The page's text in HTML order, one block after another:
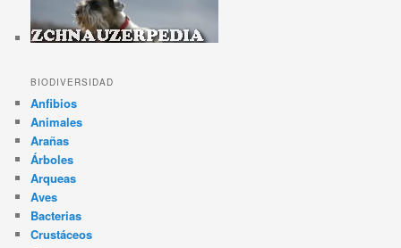
BIODIVERSIDAD
Anfibios
Animales
Arañas
Árboles
Arqueas
Aves
Bacterias
Crustáceos